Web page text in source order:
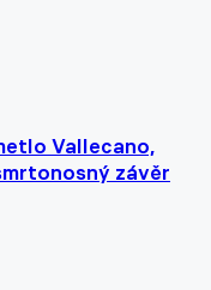
Vallecano,
závěr